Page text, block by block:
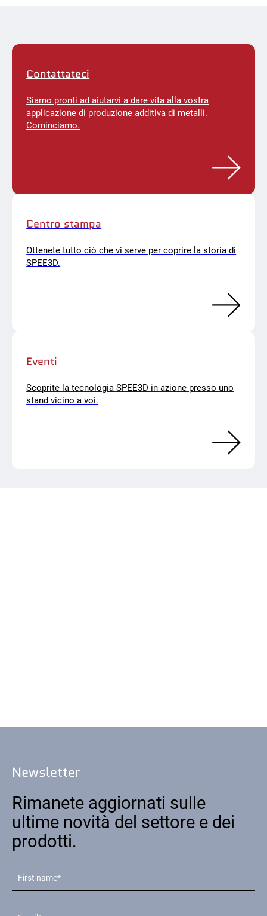
Contattateci
Siamo pronti ad aiutarvi a dare vita alla vostra
applicazione di produzione additiva di metalli.
Cominciamo.
Centro stampa
Ottenete tutto ciò che vi serve per coprire la storia di
SPEE3D.
Eventi
Scoprite la tecnologia SPEE3D in azione presso uno
stand vicino a voi.
Newsletter
Rimanete aggiornati sulle
ultime novità del settore e dei
prodotti.